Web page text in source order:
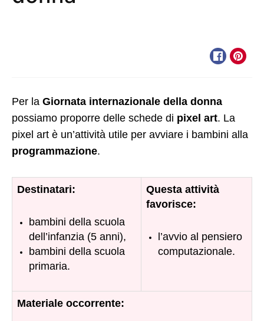
Per la Giornata internazionale della donna
possiamo proporre delle schede di pixel art. La
pixel art è un’attività utile per avviare i bambini alla
programmazione.
Destinatari:
bambini della scuola
dell’infanzia (5 anni),
bambini della scuola
primaria.
Questa attività
favorisce:
l’avvio al pensiero
computazionale.
Materiale occorrente: